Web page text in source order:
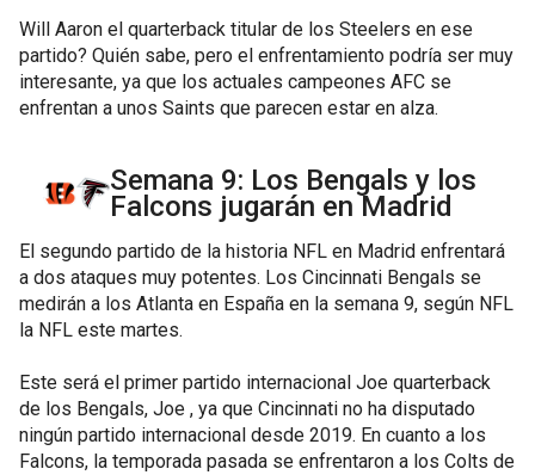
Will Aaron el quarterback titular de los Steelers en ese
partido? Quién sabe, pero el enfrentamiento podría ser muy
interesante, ya que los actuales campeones AFC se
enfrentan a unos Saints que parecen estar en alza.
Semana 9: Los Bengals y los
Falcons jugarán en Madrid
El segundo partido de la historia NFL en Madrid enfrentará
a dos ataques muy potentes. Los Cincinnati Bengals se
medirán a los Atlanta en España en la semana 9, según NFL
la NFL este martes.
Este será el primer partido internacional Joe quarterback
de los Bengals, Joe , ya que Cincinnati no ha disputado
ningún partido internacional desde 2019. En cuanto a los
Falcons, la temporada pasada se enfrentaron a los Colts de